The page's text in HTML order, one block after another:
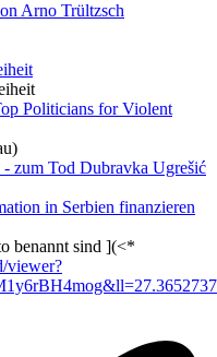
Arno Trültzsch
Politicians for Violent
- zum Tod Dubravka Ugrešić
in Serbien finanzieren
benannt sind ](<*
viewer?